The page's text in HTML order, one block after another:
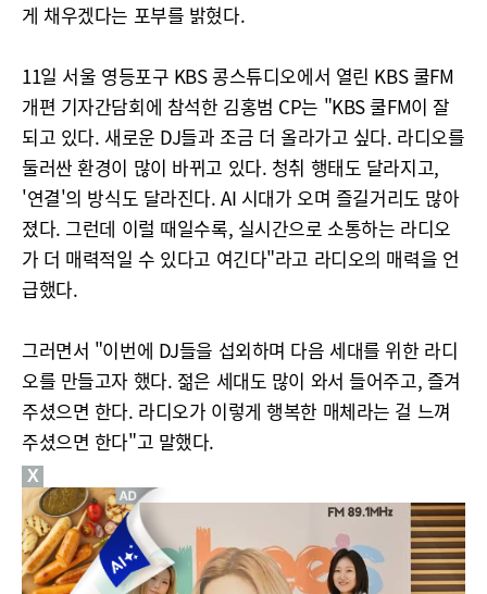
게 채우겠다는 포부를 밝혔다.
11일 서울 영등포구 KBS 콩스튜디오에서 열린 KBS 쿨FM
개편 기자간담회에 참석한 김홍범 CP는 "KBS 쿨FM이 잘
되고 있다. 새로운 DJ들과 조금 더 올라가고 싶다. 라디오를
둘러싼 환경이 많이 바뀌고 있다. 청취 행태도 달라지고,
'연결'의 방식도 달라진다. AI 시대가 오며 즐길거리도 많아
졌다. 그런데 이럴 때일수록, 실시간으로 소통하는 라디오
가 더 매력적일 수 있다고 여긴다"라고 라디오의 매력을 언
급했다.
그러면서 "이번에 DJ들을 섭외하며 다음 세대를 위한 라디
오를 만들고자 했다. 젊은 세대도 많이 와서 들어주고, 즐겨
주셨으면 한다. 라디오가 이렇게 행복한 매체라는 걸 느껴
주셨으면 한다"고 말했다.
X